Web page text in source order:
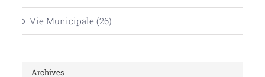
Vie Municipale (26)
Archives